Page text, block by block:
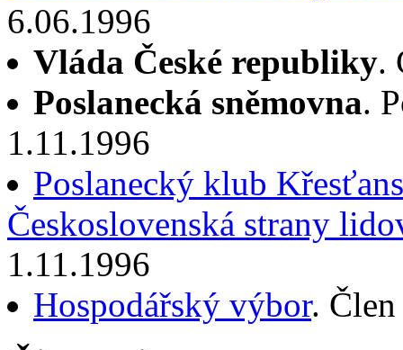
6.06.1996
Vláda České republiky.
Poslanecká sněmovna.
1.11.1996
Poslanecký klub
Československá strany
1.11.1996
Hospodářský výbor.